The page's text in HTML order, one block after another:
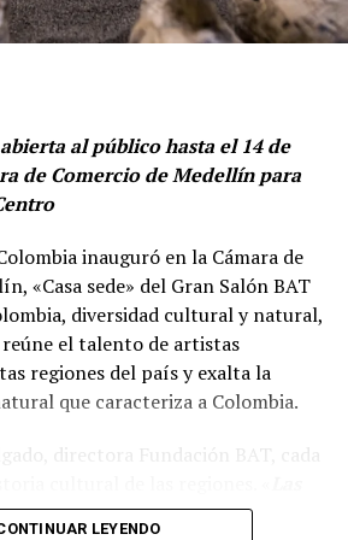
VIP. La programación completa
eltesoro.com.
Ruta N. Es un programa de
para pequeñas y medianas
el uso correcto de la plataforma
y donde también podrán aplicar
donde ganadores y
a capital», afirmó el vocero.
emprendedores y mipymes
de economía digital y
para ampliar sus mercados,
y sacar mayor provecho de las
disponibles. La combinación de
acompañamiento especializado
la transformación digital del
y fortalecer una economía más
N consolida su papel como
al público hasta el 14 de
de Comercio de Medellín para
inauguró en la Cámara de
«Casa sede» del Gran Salón BAT
diversidad cultural y natural,
el talento de artistas
regiones del país y exalta la
que caracteriza a Colombia.
directora Fundación BAT, cada
artistas empíricos de Colombia que
LEYENDO